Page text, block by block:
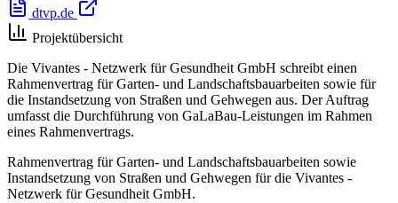
dtvp.de
Projektübersicht
Die Vivantes - Netzwerk für Gesundheit GmbH schreibt einen
Rahmenvertrag für Garten- und Landschaftsbauarbeiten sowie für
die Instandsetzung von Straßen und Gehwegen aus. Der Auftrag
umfasst die Durchführung von GaLaBau-Leistungen im Rahmen
eines Rahmenvertrags.
Rahmenvertrag für Garten- und Landschaftsbauarbeiten sowie
Instandsetzung von Straßen und Gehwegen für die Vivantes -
Netzwerk für Gesundheit GmbH.